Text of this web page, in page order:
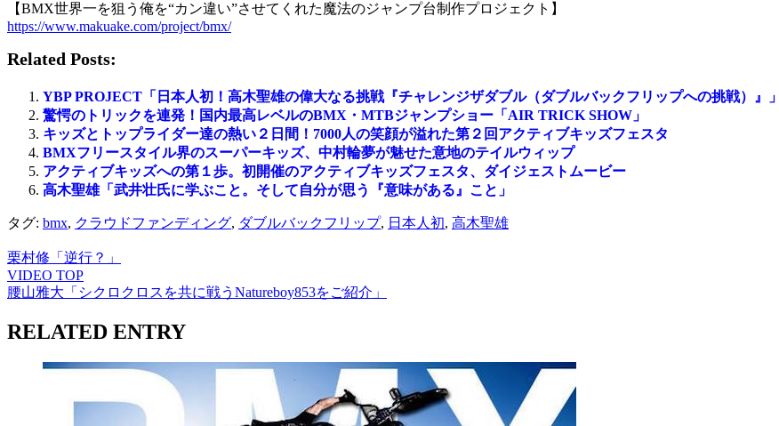
【BMX世界一を狙う俺を“カン違い”させてくれた魔法のジャンプ台制作プロジェクト】
https://www.makuake.com/project/bmx/
Related Posts:
YBP PROJECT「日本人初！高木聖雄の偉大なる挑戦『チャレンジザダブル（ダブルバックフリップへの挑戦）』」
驚愕のトリックを連発！国内最高レベルのBMX・MTBジャンプショー「AIR TRICK SHOW」
キッズとトップライダー達の熱い２日間！7000人の笑顔が溢れた第２回アクティブキッズフェスタ
BMXフリースタイル界のスーパーキッズ、中村輪夢が魅せた意地のテイルウィップ
アクティブキッズへの第１歩。初開催のアクティブキッズフェスタ、ダイジェストムービー
高木聖雄「武井壮氏に学ぶこと。そして自分が思う『意味がある』こと」
タグ: bmx, クラウドファンディング, ダブルバックフリップ, 日本人初, 高木聖雄
栗村修「逆行？」
VIDEO TOP
腰山雅大「シクロクロスを共に戦うNatureboy853をご紹介」
RELATED ENTRY